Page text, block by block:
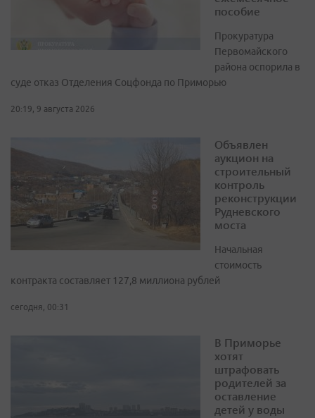
пособие
Прокуратура
Первомайского
района оспорила в
суде отказ Отделения Соцфонда по Приморью
20:19, 9 августа 2026
Объявлен
аукцион на
строительный
контроль
реконструкции
Рудневского
моста
Начальная
стоимость
контракта составляет 127,8 миллиона рублей
сегодня, 00:31
В Приморье
хотят
штрафовать
родителей за
оставление
детей у воды